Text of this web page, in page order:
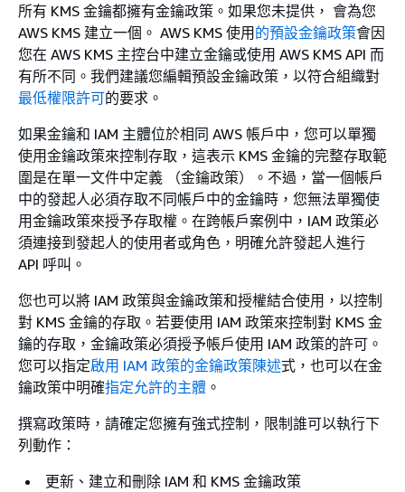
所有 KMS 金鑰都擁有金鑰政策。如果您未提供， 會為您
AWS KMS 建立一個。 AWS KMS 使用的預設金鑰政策會因
您在 AWS KMS 主控台中建立金鑰或使用 AWS KMS API 而
有所不同。我們建議您編輯預設金鑰政策，以符合組織對
最低權限許可的要求。
如果金鑰和 IAM 主體位於相同 AWS 帳戶中，您可以單獨
使用金鑰政策來控制存取，這表示 KMS 金鑰的完整存取範
圍是在單一文件中定義 （金鑰政策）。不過，當一個帳戶
中的發起人必須存取不同帳戶中的金鑰時，您無法單獨使
用金鑰政策來授予存取權。在跨帳戶案例中，IAM 政策必
須連接到發起人的使用者或角色，明確允許發起人進行
API 呼叫。
您也可以將 IAM 政策與金鑰政策和授權結合使用，以控制
對 KMS 金鑰的存取。若要使用 IAM 政策來控制對 KMS 金
鑰的存取，金鑰政策必須授予帳戶使用 IAM 政策的許可。
您可以指定啟用 IAM 政策的金鑰政策陳述式，也可以在金
鑰政策中明確指定允許的主體 。
撰寫政策時，請確定您擁有強式控制，限制誰可以執行下
列動作：
更新、建立和刪除 IAM 和 KMS 金鑰政策